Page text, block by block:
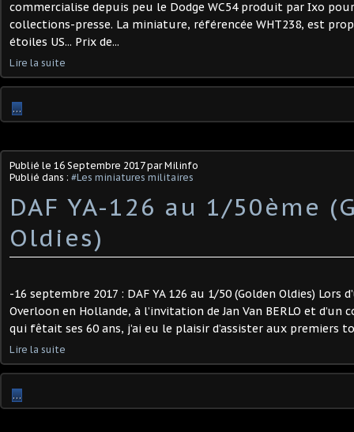
commercialise depuis peu le Dodge WC54 produit par Ixo
collections-presse. La miniature, référencée WHT238, est
étoiles US... Prix de...
Lire la suite
…
Publié le 16 Septembre 2017par Milinfo
Publié dans : #Les miniatures militaires
DAF YA-126 au 1/50ème
Oldies)
-16 septembre 2017 : DAF YA 126 au 1/50 (Golden Oldies) Lors
Overloon en Hollande, à l’invitation de Jan Van BERLO et
qui fêtait ses 60 ans, j’ai eu le plaisir d’assister aux premiers
Lire la suite
…